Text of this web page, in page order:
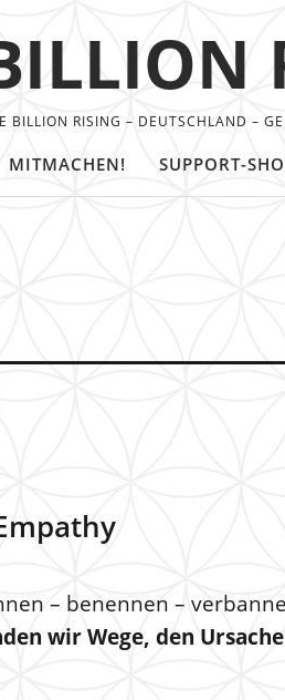
BILLION RISING – DEUTSCHLAND –
MITMACHEN! SUPPORT-
– benennen –
wir Wege, den